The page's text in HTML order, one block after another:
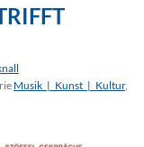
Musik_|_Kunst_|_Kultur,